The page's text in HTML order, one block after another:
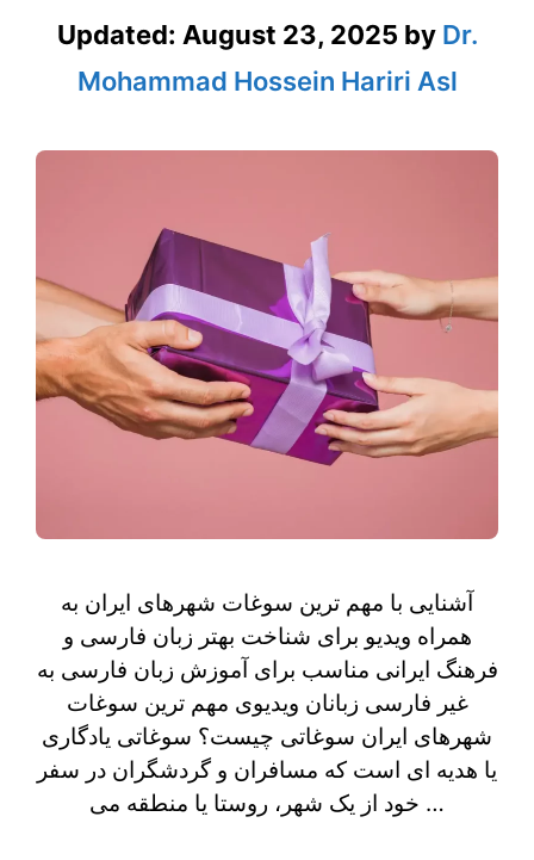
Updated: August 23, 2025 by Dr.
Mohammad Hossein Hariri Asl
آشنایی با مهم ترین سوغات شهرهای ایران به
همراه ویدیو برای شناخت بهتر زبان فارسی و
فرهنگ ایرانی مناسب برای آموزش زبان فارسی به
غیر فارسی زبانان ویدیوی مهم ترین سوغات
شهرهای ایران سوغاتی چیست؟ سوغاتی یادگاری
یا هدیه‌ ای است که مسافران و گردشگران در سفر
خود از یک شهر، روستا یا منطقه می‌ …